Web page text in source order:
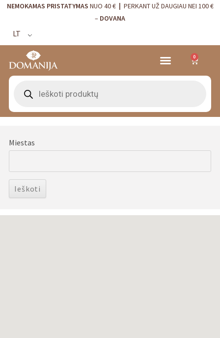
NEMOKAMAS PRISTATYMAS NUO 40 € | PERKANT UŽ DAUGIAU NEI 100 €
– DOVANA
LT
0
Miestas